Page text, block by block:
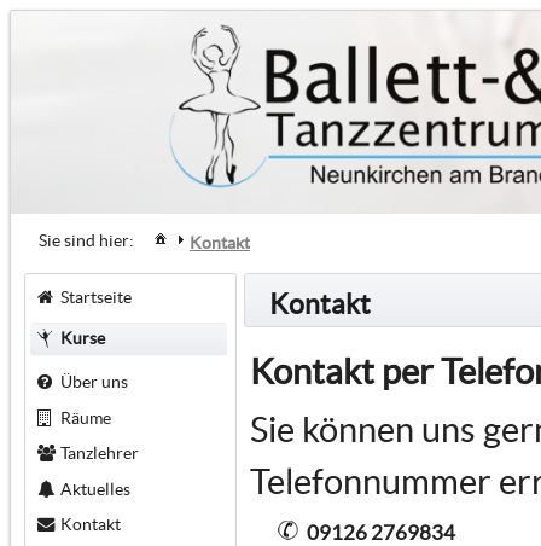
Sie sind hier: Kontakt
Startseite
Kurse
Über uns
Räume
Tanzlehrer
Aktuelles
Kontakt
Kontakt
Kontakt per
Sie können uns
Telefonnummer
09126 2769834